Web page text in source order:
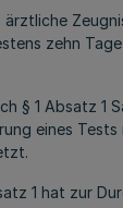
ärztliche
zehn
§ 1 Absatz 1
eines Tests
1 hat zur